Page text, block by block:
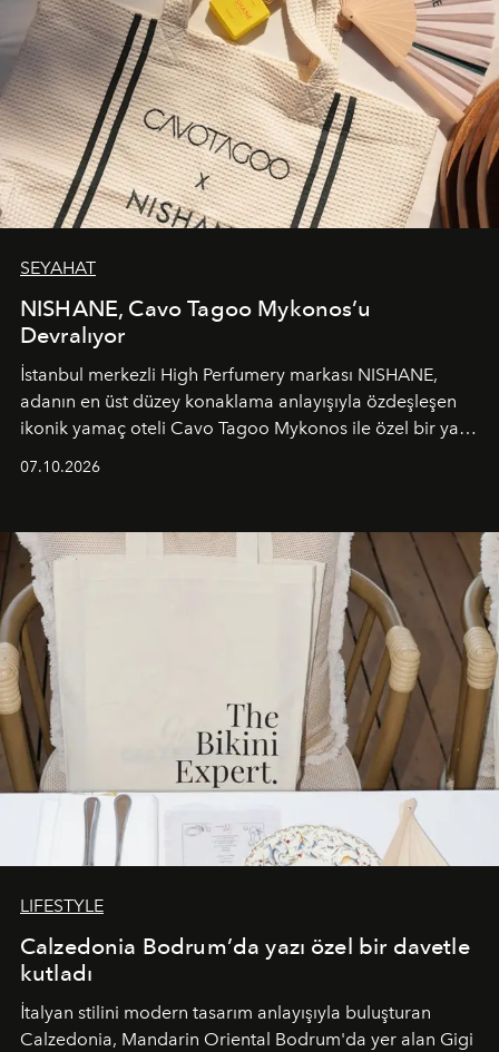
SEYAHAT
NISHANE, Cavo Tagoo Mykonos’u
Devralıyor
İstanbul merkezli High Perfumery markası NISHANE,
adanın en üst düzey konaklama anlayışıyla özdeşleşen
ikonik yamaç oteli Cavo Tagoo Mykonos ile özel bir yaz
buluşturarak markanın Cavo Tagoo’daki varlığını
sürükleyici ve mevsime özel bir deneyime dönüştürüyor.
07.10.2026
LIFESTYLE
Calzedonia Bodrum’da yazı özel bir davetle
kutladı
İtalyan stilini modern tasarım anlayışıyla buluşturan
Calzedonia, Mandarin Oriental Bodrum'da yer alan Gigi